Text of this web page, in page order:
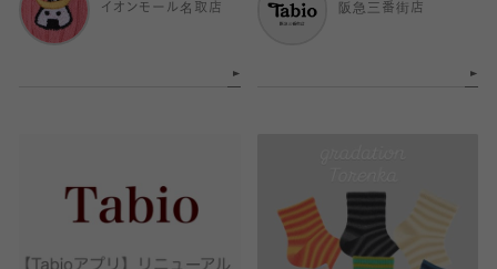
イオンモール名取店
阪急三番街店